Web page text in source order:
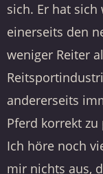
sich. Er hat
einerseits den
weniger Reiter
andererseits
Pferd korrekt zu
Ich höre noch
mir nichts aus,